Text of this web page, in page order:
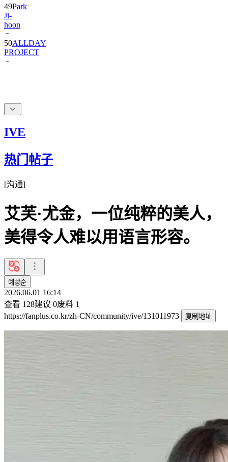
49Park
Ji-
hoon
50ALLDAY
PROJECT
IVE
热门帖子
[沟通]
艾芙·尤金，一位纯粹的美人，
美得令人难以用语言形容。
예빵순
2026.06.01 16:14
查看 128建议 0废料 1
https://fanplus.co.kr/zh-CN/community/ive/131011973
复制地址